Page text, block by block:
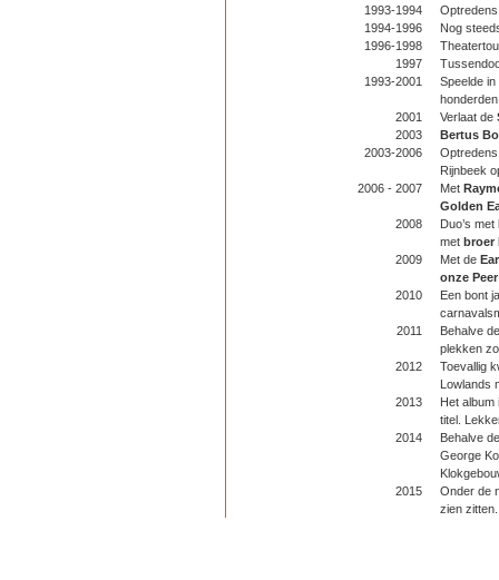
1993-1994
1994-1996
Nog
1996-1998
1997
1993-2001
Speelde
2001
Verlaat de
2003
Bertus
2003-2006
Rijnbeek
2006 - 2007
Met
Golden
2008
Duo’s met
met broer
2009
Met de
onze Peer
2010
Een bont
2011
Behalve
plekken
2012
Toevallig
Lowlands
2013
Het album
titel.
2014
Behalve
George
2015
Onder de
zien zitten.